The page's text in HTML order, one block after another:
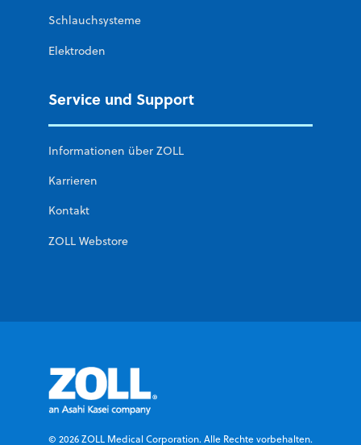
Schlauchsysteme
Elektroden
Service und Support
Informationen über ZOLL
Karrieren
Kontakt
ZOLL Webstore
© 2026 ZOLL Medical Corporation. Alle Rechte vorbehalten.